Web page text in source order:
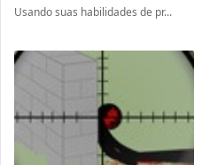
Usando suas habilidades de pr...